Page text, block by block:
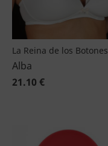
La Reina de los Botones
Alba
21.10 €